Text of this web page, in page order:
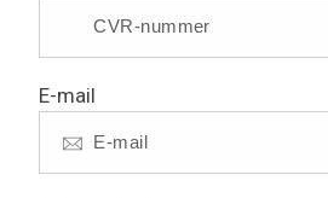
E-mail